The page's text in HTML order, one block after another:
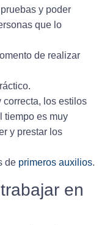
y poder
que lo
de realizar
correcta, los estilos
tiempo es muy
y prestar los
de primeros auxilios.
en